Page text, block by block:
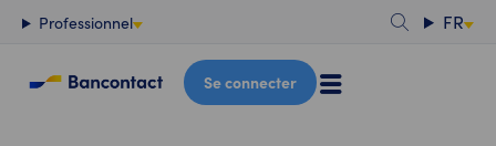
Contenu
Professionnel FR
Se connecter